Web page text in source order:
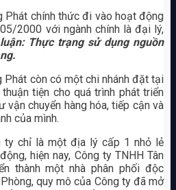
Phát chính thức đi vào hoạt động
2000 với ngành chính là đại lý,
Thực trạng sử dụng nguồn
Phát còn có một chi nhánh đặt tại
tiện cho quá trình phát triển
vận chuyển hàng hóa, tiếp cận và
của mình.
ty chỉ là một địa lý cấp 1 nhỏ lẻ
hiện nay, Công ty TNHH Tân
thành một nhà phân phối độc
quy mô của Công ty đã mở